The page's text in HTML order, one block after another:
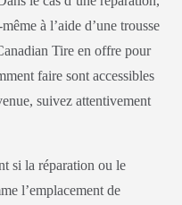
à l’aide d’une trousse
Tire en offre pour
faire sont accessibles
suivez attentivement
si la réparation ou le
l’emplacement de